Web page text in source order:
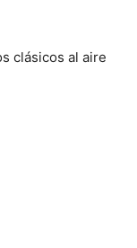
clásicos al aire